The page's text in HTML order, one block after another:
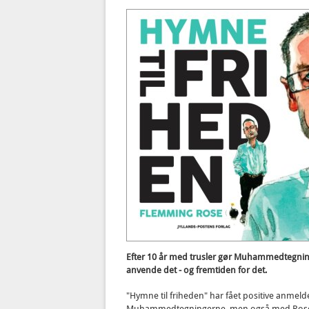
Efter 10 år med trusler gør
anvende det - og fremtiden for det.
"Hymne til friheden" har fået positive